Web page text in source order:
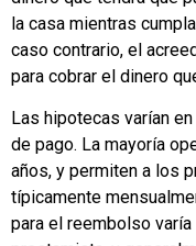
la casa mientras
caso contrario, el
para cobrar el dinero
Las hipotecas varían
de pago. La mayoría
años, y permiten a los
típicamente
para el reembolso